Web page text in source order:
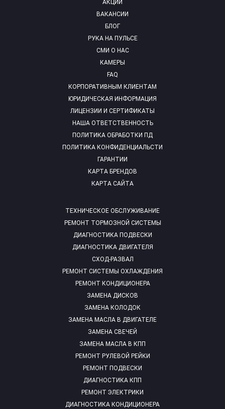
АКЦИИ
ВАКАНСИИ
БЛОГ
РУКА НА ПУЛЬСЕ
СМИ О НАС
КАМЕРЫ
FAQ
ТЕХНИЧЕСКОЕ ОБСЛУЖИВАНИЕ
РЕМОНТ ТОРМОЗНОЙ СИСТЕМЫ
ДИАГНОСТИКА ПОДВЕСКИ
ДИАГНОСТИКА ДВИГАТЕЛЯ
СХОД-РАЗВАЛ
РЕМОНТ СИСТЕМЫ ОХЛАЖДЕНИЯ
РЕМОНТ КОНДИЦИОНЕРА
ЗАМЕНА ДИСКОВ
ЗАМЕНА КОЛОДОК
ЗАМЕНА МАСЛА В ДВИГАТЕЛЕ
ЗАМЕНА СВЕЧЕЙ
ЗАМЕНА МАСЛА В КПП
РЕМОНТ РУЛЕВОЙ РЕЙКИ
РЕМОНТ ПОДВЕСКИ
ДИАГНОСТИКА КПП
РЕМОНТ ЭЛЕКТРИКИ
ДИАГНОСТИКА КОНДИЦИОНЕРА
КОРПОРАТИВНЫМ КЛИЕНТАМ
ЮРИДИЧЕСКАЯ ИНФОРМАЦИЯ
ЛИЦЕНЗИИ И СЕРТИФИКАТЫ
НАША ОТВЕТСТВЕННОСТЬ
ПОЛИТИКА ОБРАБОТКИ ПД
ПОЛИТИКА КОНФИДЕНЦИАЛЬСТИ
ГАРАНТИИ
КАРТА БРЕНДОВ
КАРТА САЙТА